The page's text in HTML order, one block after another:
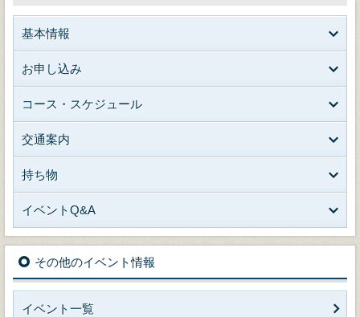
基本情報
お申し込み
コース・スケジュール
交通案内
持ち物
イベントQ&A
その他のイベント情報
イベント一覧